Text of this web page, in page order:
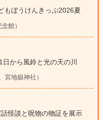
もぼうけんきっぷ2026夏
館）
から風鈴と光の天の川
地嶽神社）
怪談と呪物の物証を展示